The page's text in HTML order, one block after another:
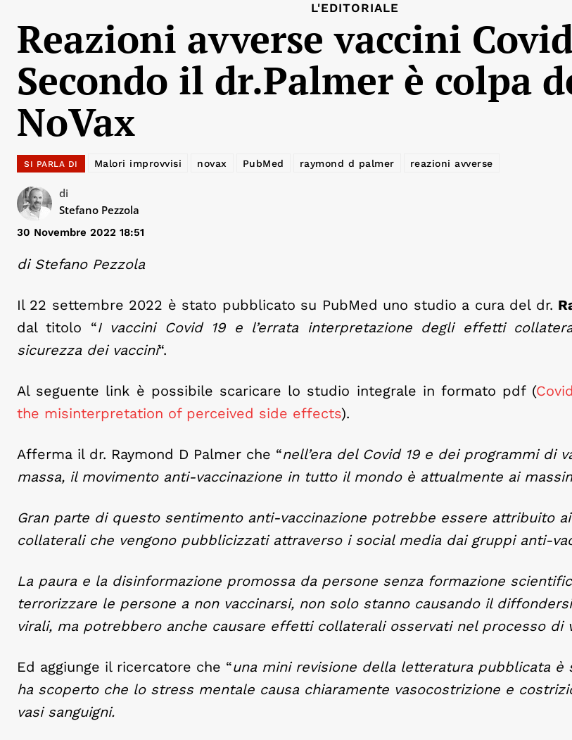
L'EDITORIALE
Reazioni avverse vaccini
Secondo il dr.Palmer è colpa
NoVax
SI PARLA DI Malori improvvisi novax PubMed raymond d palmer reazioni avverse
di
Stefano Pezzola
30 Novembre 2022 18:51
di Stefano Pezzola
Il 22 settembre 2022 è stato pubblicato su PubMed uno studio a cura del dr.
dal titolo “I vaccini Covid 19 e l’errata interpretazione degli effetti
sicurezza dei vaccini“.
Al seguente link è possibile scaricare lo studio integrale in formato pdf (
the misinterpretation of perceived side effects).
Afferma il dr. Raymond D Palmer che “nell’era del Covid 19 e dei programmi di
massa, il movimento anti-vaccinazione in tutto il mondo è attualmente ai
Gran parte di questo sentimento anti-vaccinazione potrebbe essere attribuito
collaterali che vengono pubblicizzati attraverso i social media dai gruppi anti-
La paura e la disinformazione promossa da persone senza formazione
terrorizzare le persone a non vaccinarsi, non solo stanno causando il
virali, ma potrebbero anche causare effetti collaterali osservati nel processo di
Ed aggiunge il ricercatore che “una mini revisione della letteratura pubblicata è
ha scoperto che lo stress mentale causa chiaramente vasocostrizione e
vasi sanguigni.